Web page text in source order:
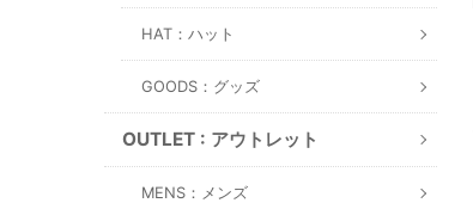
HAT：ハット
GOODS：グッズ
OUTLET : アウトレット
MENS：メンズ